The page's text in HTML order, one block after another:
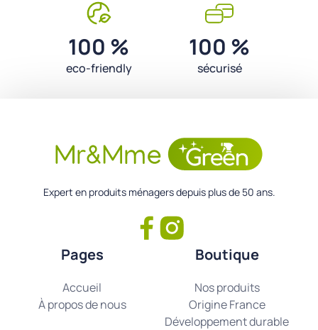
100 %
eco-friendly
100 %
sécurisé
Expert en produits ménagers depuis plus de 50 ans.
Pages
Accueil
À propos de nous
Boutique
Nos produits
Origine France
Développement durable